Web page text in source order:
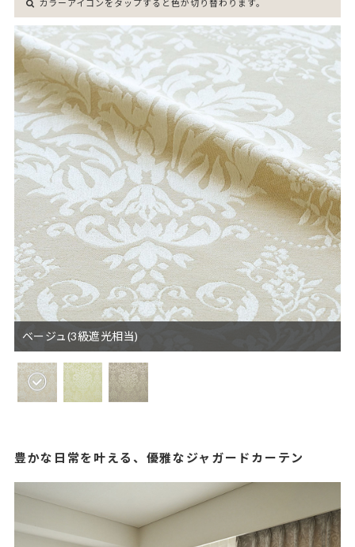
カラーアイコンをタップすると色が切り替わります。
ベージュ(3級遮光相当)
豊かな日常を叶える、優雅なジャガードカーテン